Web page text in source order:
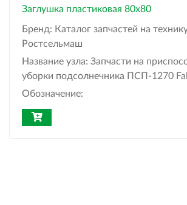
Заглушка пластиковая 80х80
Бренд: Каталог запчастей на
Ростсельмаш
Название узла: Запчасти на
уборки подсолнечника ПСП-1270
Обозначение: